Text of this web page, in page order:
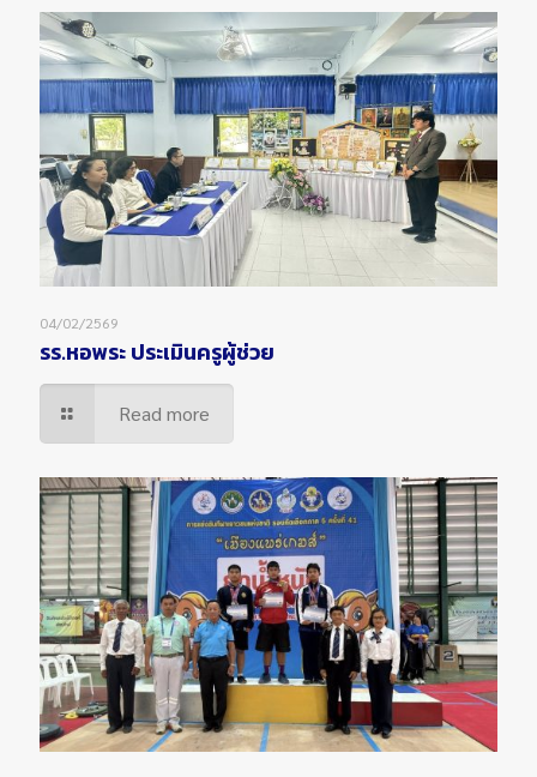
04/02/2569
รร.หอพระ ประเมินครูผู้ช่วย
Read more